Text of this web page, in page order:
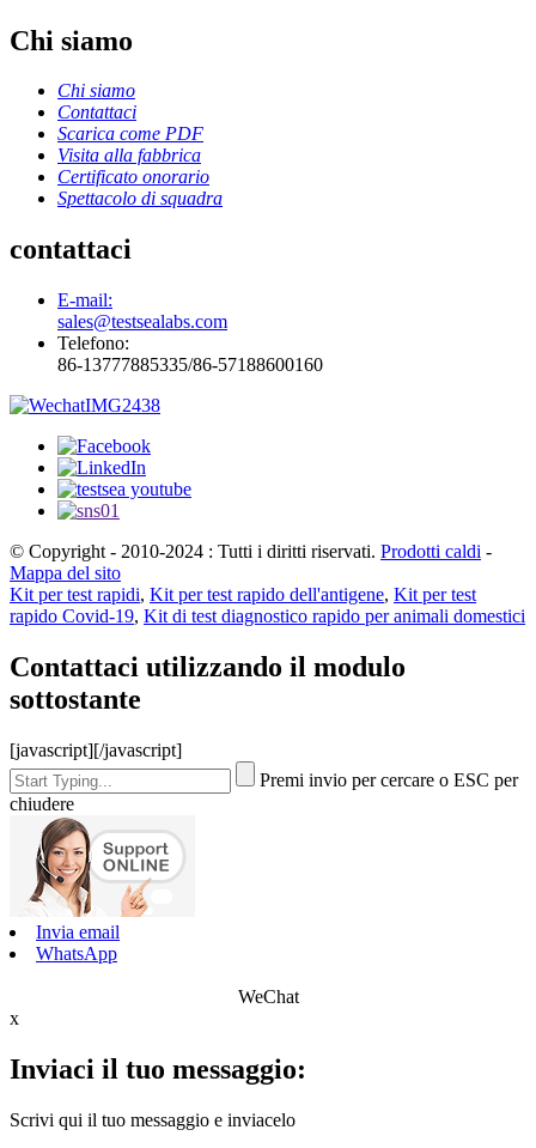
Chi siamo
Chi siamo
Contattaci
Scarica come PDF
Visita alla fabbrica
Certificato onorario
Spettacolo di squadra
contattaci
E-mail:
sales@testsealabs.com
Telefono:
86-13777885335/86-57188600160
© Copyright - 2010-2024 : Tutti i diritti riservati. Prodotti caldi -
Mappa del sito
Kit per test rapidi, Kit per test rapido dell'antigene, Kit per test
rapido Covid-19, Kit di test diagnostico rapido per animali domestici
Contattaci utilizzando il modulo
sottostante
[javascript][/javascript]
Premi invio per cercare o ESC per
chiudere
Invia email
WhatsApp
WeChat
x
Inviaci il tuo messaggio:
Scrivi qui il tuo messaggio e inviacelo